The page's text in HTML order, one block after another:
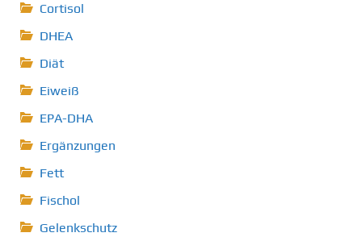
Cortisol
DHEA
Diät
Eiweiß
EPA-DHA
Ergänzungen
Fett
Fischol
Gelenkschutz